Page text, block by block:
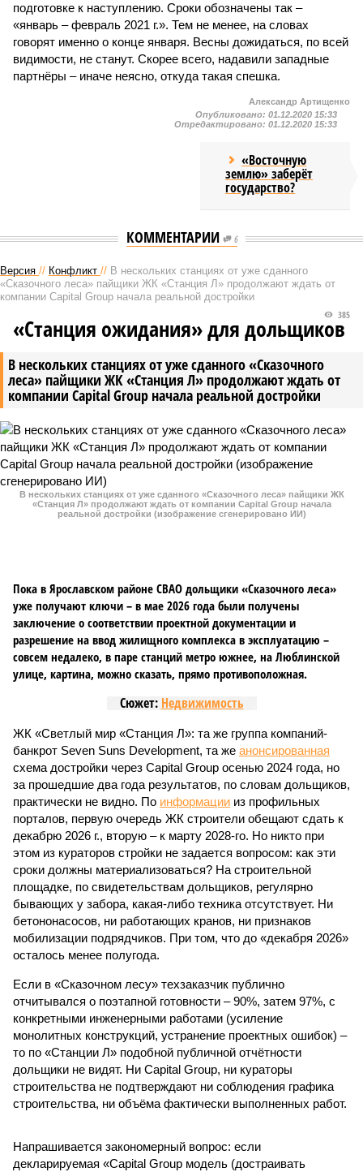
подготовке к наступлению. Сроки обозначены так –
«январь – февраль 2021 г.». Тем не менее, на словах
говорят именно о конце января. Весны дожидаться, по всей
видимости, не станут. Скорее всего, надавили западные
партнёры – иначе неясно, откуда такая спешка.
Александр Артищенко
Опубликовано: 01.12.2020 15:33
Отредактировано: 01.12.2020 15:33
«Восточную
землю» заберёт
государство?
КОММЕНТАРИИ 6
Версия // Конфликт // В нескольких станциях от уже сданного
«Сказочного леса» пайщики ЖК «Станция Л» продолжают ждать от
компании Capital Group начала реальной достройки
В нескольких станциях от уже сданного «Сказочного
леса» пайщики ЖК «Станция Л» продолжают ждать от
компании Capital Group начала реальной достройки
385
«Станция ожидания» для дольщиков
В нескольких станциях от уже сданного «Сказочного леса» пайщики ЖК
«Станция Л» продолжают ждать от компании Capital Group начала
реальной достройки (изображение сгенерировано ИИ)
Пока в Ярославском районе СВАО дольщики «Сказочного леса»
уже получают ключи – в мае 2026 года были получены
заключение о соответствии проектной документации и
разрешение на ввод жилищного комплекса в эксплуатацию –
совсем недалеко, в паре станций метро южнее, на Люблинской
улице, картина, можно сказать, прямо противоположная.
Сюжет: Недвижимость
ЖК «Светлый мир «Станция Л»: та же группа компаний-
банкрот Seven Suns Development, та же анонсированная
схема достройки через Capital Group осенью 2024 года, но
за прошедшие два года результатов, по словам дольщиков,
практически не видно. По информации из профильных
порталов, первую очередь ЖК строители обещают сдать к
декабрю 2026 г., вторую – к марту 2028-го. Но никто при
этом из кураторов стройки не задается вопросом: как эти
сроки должны материализоваться? На строительной
площадке, по свидетельствам дольщиков, регулярно
бывающих у забора, какая-либо техника отсутствует. Ни
бетононасосов, ни работающих кранов, ни признаков
мобилизации подрядчиков. При том, что до «декабря 2026»
осталось менее полугода.
Если в «Сказочном лесу» техзаказчик публично
отчитывался о поэтапной готовности – 90%, затем 97%, с
конкретными инженерными работами (усиление
монолитных конструкций, устранение проектных ошибок) –
то по «Станции Л» подобной публичной отчётности
дольщики не видят. Ни Capital Group, ни кураторы
строительства не подтверждают ни соблюдения графика
строительства, ни объёма фактически выполненных работ.
Напрашивается закономерный вопрос: если
декларируемая «Capital Group модель (достраивать